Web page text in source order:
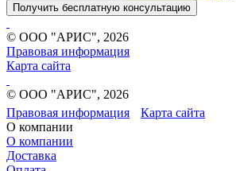
Получить бесплатную консультацию
© ООО "АРИС", 2026
Правовая информация
Карта сайта
© ООО "АРИС", 2026
Правовая информация
Карта сайта
О компании
О компании
Доставка